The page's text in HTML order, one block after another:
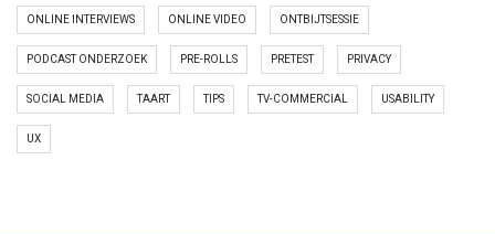
ONLINE INTERVIEWS ONLINE VIDEO ONTBIJTSESSIE
PODCAST ONDERZOEK PRE-ROLLS PRETEST PRIVACY
SOCIAL MEDIA TAART TIPS TV-COMMERCIAL USABILITY
UX